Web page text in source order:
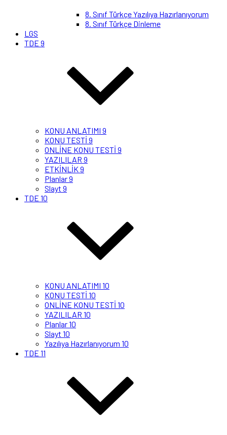
8. Sınıf Türkçe Yazılıya Hazırlanıyorum
8. Sınıf Türkçe Dinleme
LGS
TDE 9
KONU ANLATIMI 9
KONU TESTİ 9
ONLİNE KONU TESTİ 9
YAZILILAR 9
ETKİNLİK 9
Planlar 9
Slayt 9
TDE 10
KONU ANLATIMI 10
KONU TESTİ 10
ONLİNE KONU TESTİ 10
YAZILILAR 10
Planlar 10
Slayt 10
Yazılıya Hazırlanıyorum 10
TDE 11